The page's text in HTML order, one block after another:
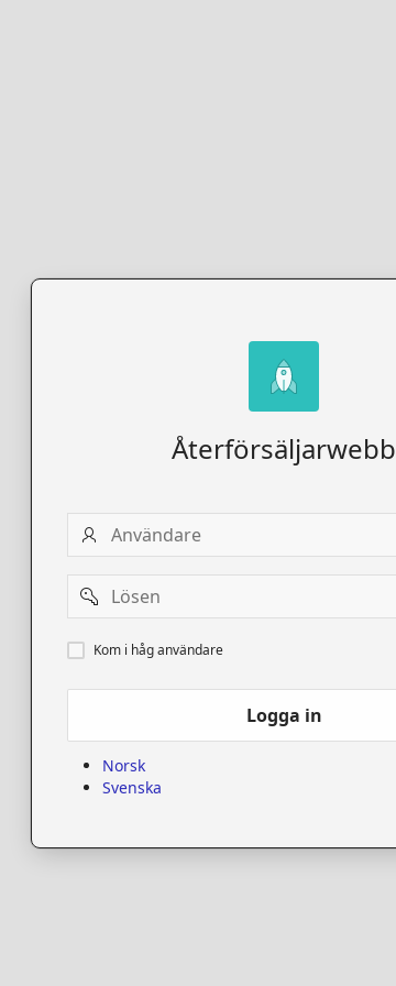
Återförsäljarwebb
Användare
Password
Kom
i
Kom i håg användare
Logga in
Norsk
Svenska